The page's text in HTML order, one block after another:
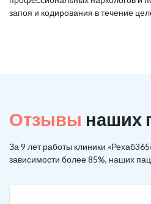
запоя и кодирования в течение
Отзывы наших
За 9 лет работы клиники
зависимости более 85%, наших